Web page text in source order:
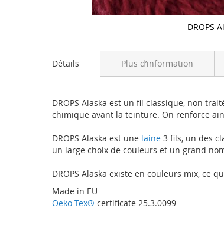
DROPS
to
images
Détails
DROPS Alaska est un fil classique, non
chimique avant la teinture. On renforce
DROPS Alaska est une laine 3 fils, un des
un large choix de couleurs et un grand
DROPS Alaska existe en couleurs mix, ce
Made in EU
Oeko-Tex® certificate 25.3.0099
Plus d’information